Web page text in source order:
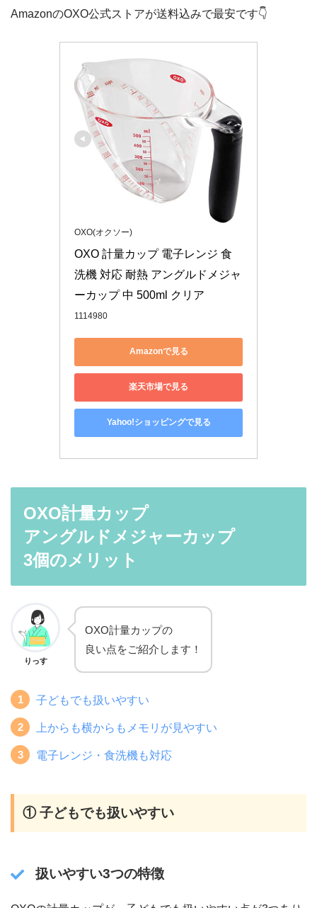
AmazonのOXO公式ストアが送料込みで最安です👇
OXO(オクソー)
OXO 計量カップ 電子レンジ 食
洗機 対応 耐熱 アングルドメジャ
ーカップ 中 500ml クリア
1114980
Amazonで見る
楽天市場で見る
Yahoo!ショッピングで見る
OXO計量カップ
アングルドメジャーカップ
3個のメリット
りっす
OXO計量カップの
良い点をご紹介します！
子どもでも扱いやすい
上からも横からもメモリが見やすい
電子レンジ・食洗機も対応
① 子どもでも扱いやすい
扱いやすい3つの特徴